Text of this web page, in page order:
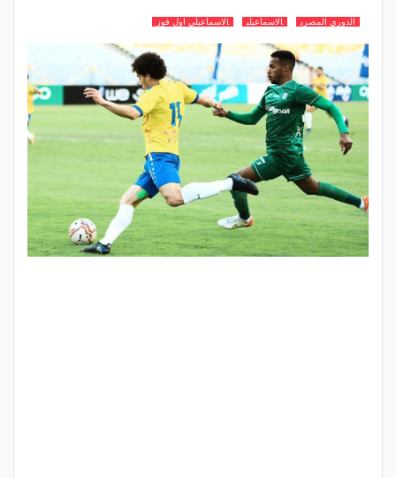
الدوري المصري الاسماعيلي الاسماعيلي اول فوز